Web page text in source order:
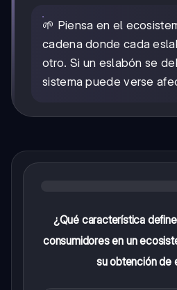
🌱 Piensa en el
cadena donde cada
otro. Si un eslabón se
sistema puede verse
¿Qué característica
consumidores en un
su obtención de